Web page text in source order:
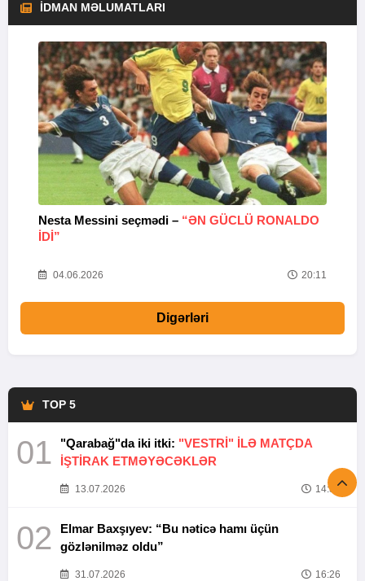
İDMAN MƏLUMATLARI
Nesta Messini seçmədi – “ƏN GÜCLÜ RONALDO
IDI”
04.06.2026 20:11
Digərləri
TOP 5
01 "Qarabağ"da iki itki: "VESTRİ" İLƏ MATÇDA
İŞTİRAK ETMƏYƏCƏKLƏR
13.07.2026 14:37
02
Elmar Baxşıyev: “Bu nəticə hamı üçün
gözlənilməz oldu”
31.07.2026 16:26